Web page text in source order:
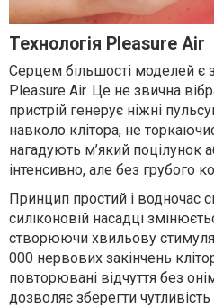
Технологія Pleasure Air
Серцем більшості моделей є
Pleasure Air. Це не звична
пристрій генерує ніжні
навколо клітора, не
нагадують м’який поцілунок
інтенсивно, але без грубого
Принцип простий і водночас
силіконовій насадці
створюючи хвильову
000 нервових закінчень
повторювані відчуття без
дозволяє зберегти